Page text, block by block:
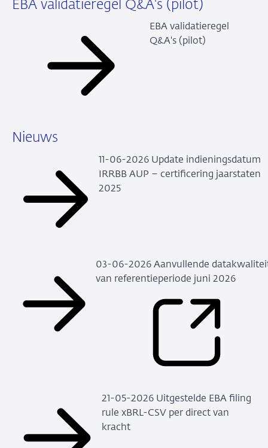
EBA validatieregel Q&A's (pilot)
EBA validatieregel
Q&A's (pilot)
Nieuws
11-06-2026 Update indieningsdatum
IRRBB AUP – certificering jaarstaten
2025
03-06-2026 Aanvullende
van referentieperiode juni 2026
21-05-2026 Uitgestelde EBA filing
rule xBRL-CSV per direct van
kracht